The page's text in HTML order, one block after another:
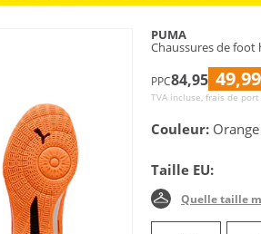
PUMA
Chaussures de foot
PPC84,95 49,99
TVA incluse, frais de port
Couleur: Orange
Taille EU:
Quelle taille